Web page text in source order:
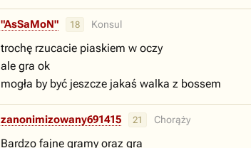
"AsSaMoN" 18 Konsul
trochę rzucacie piaskiem w oczy
ale gra ok
mogła by być jeszcze jakaś walka z bossem
zanonimizowany691415 21 Chorąży
Bardzo fajne gramy oraz gra